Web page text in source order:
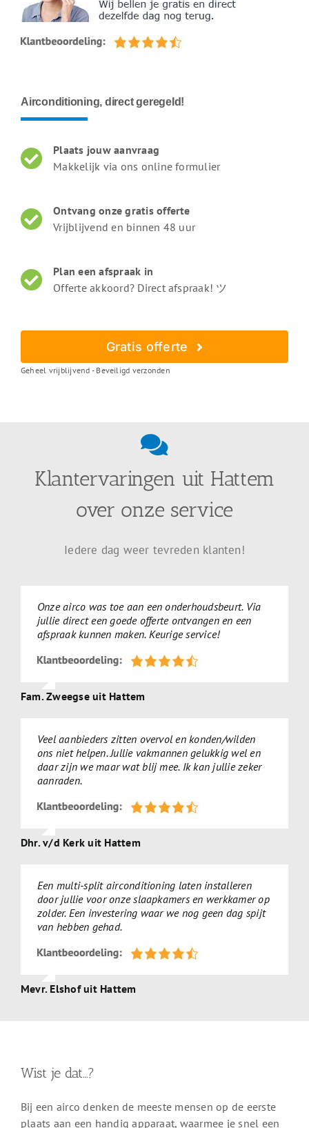
Airconditioning, direct geregeld!
Plaats jouw aanvraag
Makkelijk via ons online formulier
Ontvang onze gratis offerte
Vrijblijvend en binnen 48 uur
Plan een afspraak in
Offerte akkoord? Direct afspraak! ツ
Gratis offerte
Geheel vrijblijvend - Beveiligd verzonden
Klantervaringen uit Hattem
over onze service
Iedere dag weer tevreden klanten!
Onze airco was toe aan een onderhoudsbeurt. Via
jullie direct een goede offerte ontvangen en een
afspraak kunnen maken. Keurige service!
Fam. Zweegse uit Hattem
Veel aanbieders zitten overvol en konden/wilden
ons niet helpen. Jullie vakmannen gelukkig wel en
daar zijn we maar wat blij mee. Ik kan jullie zeker
aanraden.
Dhr. v/d Kerk uit Hattem
Een multi-split airconditioning laten installeren
door jullie voor onze slaapkamers en werkkamer op
zolder. Een investering waar we nog geen dag spijt
van hebben gehad.
Mevr. Elshof uit Hattem
Wist je dat…?
Bij een airco denken de meeste mensen op de eerste
plaats aan een handig apparaat, waarmee je snel een